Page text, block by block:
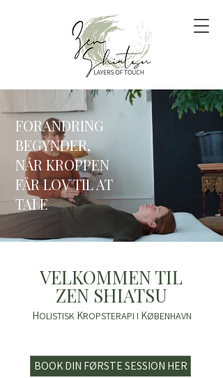
​FORANDRING
BEGYNDER,
NÅR KROPPEN
FÅR LOV TIL AT
TALE
VELKOMMEN TIL
ZEN SHIATSU
HOLISTISK KROPSTERAPI I KØBENHAVN
BOOK DIN FØRSTE SESSION HER